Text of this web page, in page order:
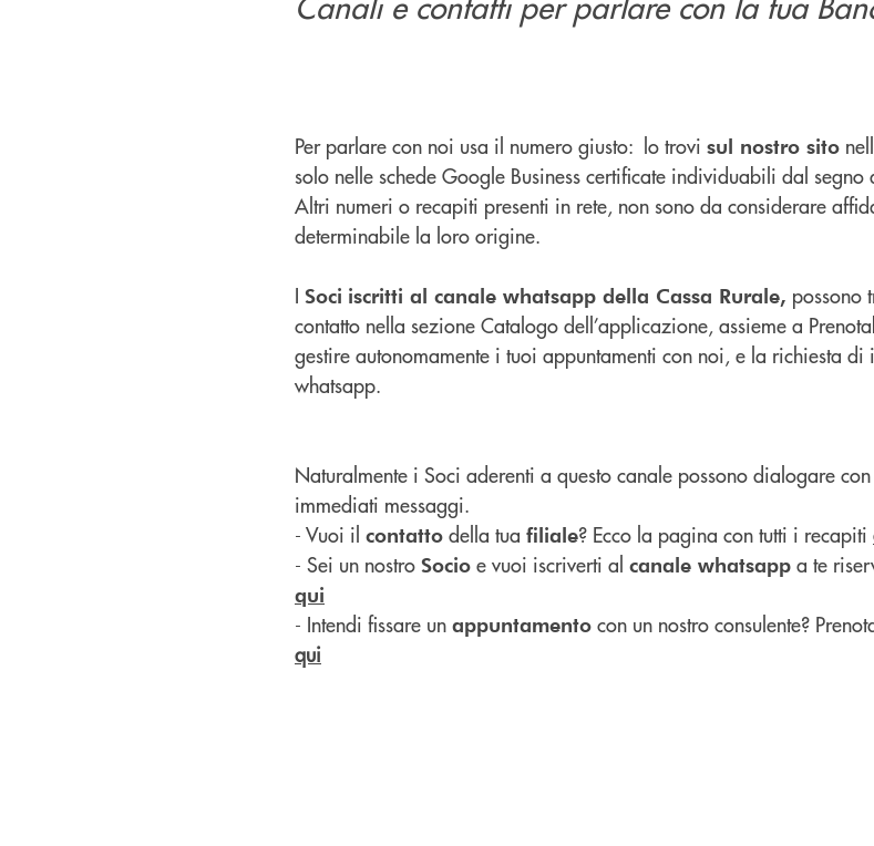
Per parlare con noi usa il numero giusto: lo trovi sul nostro sito
solo nelle schede Google Business certificate individuabili dal segno
Altri numeri o recapiti presenti in rete, non sono da considerare
determinabile la loro origine.
I Soci iscritti al canale whatsapp della Cassa Rurale, possono
contatto nella sezione Catalogo dell’applicazione, assieme a
gestire autonomamente i tuoi appuntamenti con noi, e la richiesta
whatsapp.
Naturalmente i Soci aderenti a questo canale possono dialogare
immediati messaggi.
- Vuoi il contatto della tua filiale? Ecco la pagina con tutti i recapiti
- Sei un nostro Socio e vuoi iscriverti al canale whatsapp a te
qui
- Intendi fissare un appuntamento con un nostro consulente?
qui